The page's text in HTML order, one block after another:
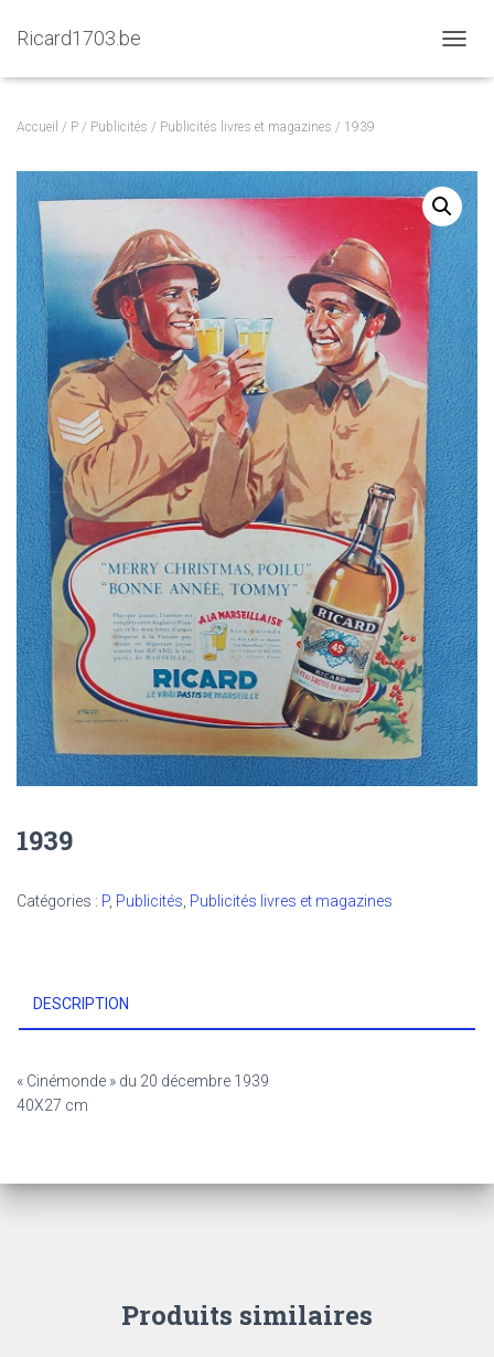
Ricard1703.be
É
L
A
A
V
G
A
T
O
N
Accueil / P / Publicités / Publicités livres et magazines / 1939
1939
Catégories : P, Publicités Publicités livres et magazines
DESCRIPTION
« Cinémonde » du 20 décembre 1939
40X27 cm
Produits similaires